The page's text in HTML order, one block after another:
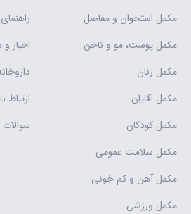
مکمل استخوان و مفاصل
مکمل پوست، مو و ناخن
مکمل زنان
مکمل آقایان
مکمل کودکان
مکمل سلامت عمومی
مکمل آهن و کم خونی
مکمل ورزشی
اخبار و
ارتباط